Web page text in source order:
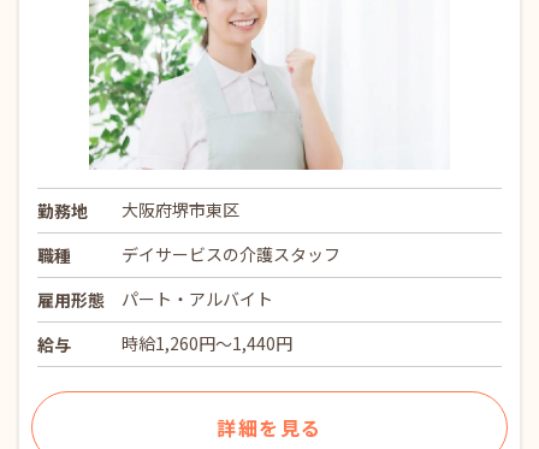
勤務地
大阪府堺市東区
職種
デイサービスの介護スタッフ
雇用形態
パート・アルバイト
給与
時給1,260円～1,440円
詳細を見る